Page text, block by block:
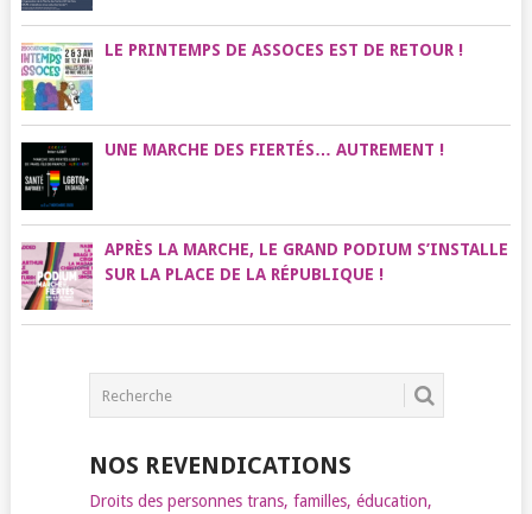
LE PRINTEMPS DE ASSOCES EST DE RETOUR !
UNE MARCHE DES FIERTÉS… AUTREMENT !
APRÈS LA MARCHE, LE GRAND PODIUM S’INSTALLE
SUR LA PLACE DE LA RÉPUBLIQUE !
NOS REVENDICATIONS
Droits des personnes trans, familles, éducation,